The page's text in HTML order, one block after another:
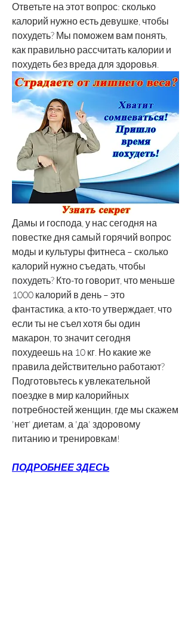
Ответьте на этот вопрос: сколько
калорий нужно есть девушке, чтобы
похудеть? Мы поможем вам понять,
как правильно рассчитать калории и
похудеть без вреда для здоровья.
Дамы и господа, у нас сегодня на
повестке дня самый горячий вопрос
моды и культуры фитнеса – сколько
калорий нужно съедать, чтобы
похудеть? Кто-то говорит, что меньше
1000 калорий в день – это
фантастика, а кто-то утверждает, что
если ты не съел хотя бы один
макарон, то значит сегодня
похудеешь на 10 кг. Но какие же
правила действительно работают?
Подготовьтесь к увлекательной
поездке в мир калорийных
потребностей женщин, где мы скажем
'нет' диетам, а 'да' здоровому
питанию и тренировкам!
ПОДРОБНЕЕ ЗДЕСЬ